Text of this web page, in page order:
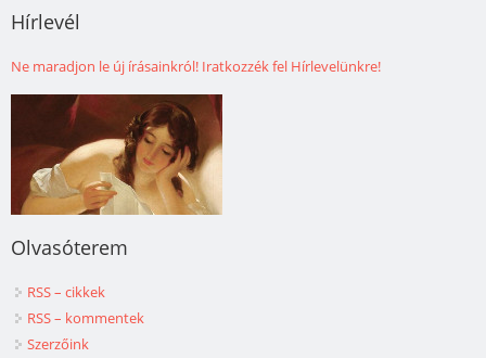
Hírlevél
Ne maradjon le új írásainkról! Iratkozzék fel Hírlevelünkre!
Olvasóterem
RSS – cikkek
RSS – kommentek
Szerzőink